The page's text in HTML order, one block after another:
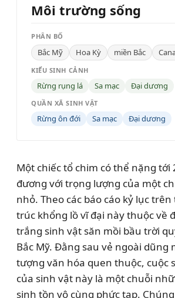
Môi trường sống
PHÂN BỐ
Bắc Mỹ Hoa Kỳ miền Bắc
KIỂU SINH CẢNH
Rừng rụng lá Sa mạc Đại dương
QUẦN XÃ SINH VẬT
Rừng ôn đới Sa mạc Đại dương
Một chiếc tổ chim có thể nặng tới
đương với trọng lượng của một
nhỏ. Theo các báo cáo kỷ lục
trúc khổng lồ vĩ đại này thuộc về
trắng sinh vật săn mồi bầu trời
Bắc Mỹ. Đằng sau vẻ ngoài dũng
tượng văn hóa quen thuộc, cuộc
của sinh vật này là một chuỗi
sinh tồn vô cùng phức tạp.